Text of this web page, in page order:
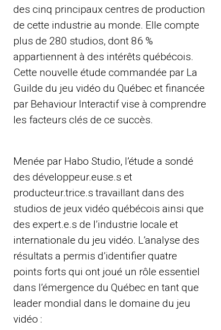
des cinq principaux centres de production
de cette industrie au monde. Elle compte
plus de 280 studios, dont 86 %
appartiennent à des intérêts québécois.
Cette nouvelle étude commandée par La
Guilde du jeu vidéo du Québec et financée
par Behaviour Interactif vise à comprendre
les facteurs clés de ce succès.
Menée par Habo Studio, l’étude a sondé
des développeur.euse.s et
producteur.trice.s travaillant dans des
studios de jeux vidéo québécois ainsi que
des expert.e.s de l’industrie locale et
internationale du jeu vidéo. L’analyse des
résultats a permis d’identifier quatre
points forts qui ont joué un rôle essentiel
dans l’émergence du Québec en tant que
leader mondial dans le domaine du jeu
vidéo :